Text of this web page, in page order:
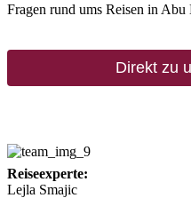
Fragen rund ums Reisen in
Direkt zu
Reiseexperte:
Lejla Smajic